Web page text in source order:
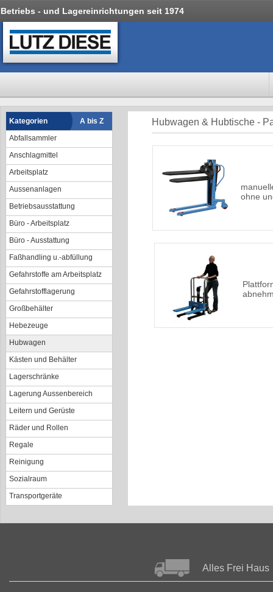
Betriebs - und Lagereinrichtungen seit 1974
Kategorien
A bis Z
Abfallsammler
Anschlagmittel
Arbeitsplatz
Aussenanlagen
Betriebsausstattung
Büro - Arbeitsplatz
Büro - Ausstattung
Faßhandling u.-abfüllung
Gefahrstoffe am Arbeitsplatz
Gefahrstofflagerung
Großbehälter
Hebezeuge
Hubwagen
Kästen und Behälter
Lagerschränke
Lagerung Aussenbereich
Leitern und Gerüste
Räder und Rollen
Regale
Reinigung
Sozialraum
Transportgeräte
Hubwagen & Hubtische -
ohne
Alles Frei Haus